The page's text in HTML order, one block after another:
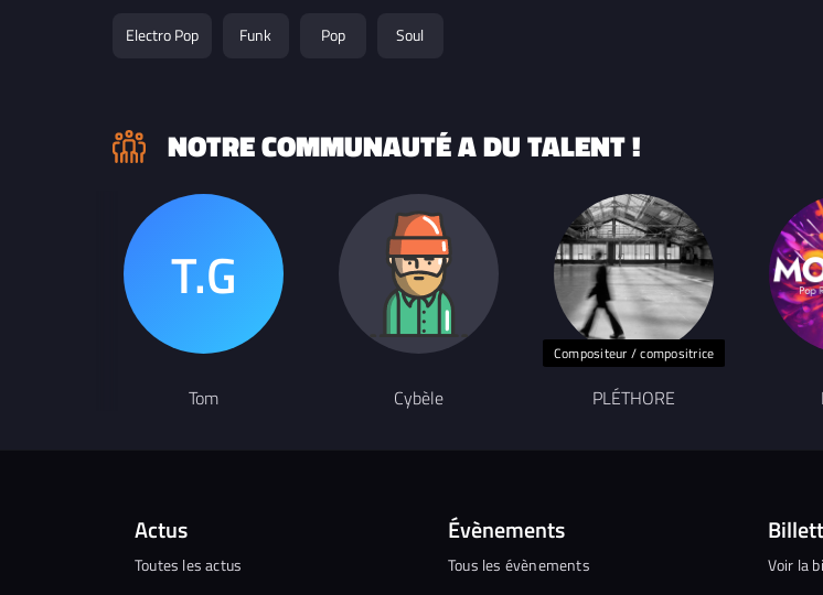
Electro Pop Funk Pop Soul
NOTRE COMMUNAUTÉ A DU TALENT !
Tom Cybèle
Compositeur / compositrice
PLÉTHORE
Actus
Toutes les actus
Évènements
Tous les évènements Voir la